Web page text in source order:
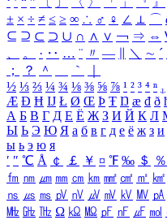
± × ÷ ≠ ≤ ≥ ∞ ∴ ♂ ♀ ∠ ⊥ ⌒
⊆ ⊇ ⊂ ⊃ ∪ ∩ ∧ ∨ ￢ ⇒ ⇔
、
。 · ‥ … ¨ 〃 ― ＼ ∼ ´
；
？ ＾ ｀
½ ⅓ ⅔ ¼ ¾ ⅛ ⅜ ⅝ ⅞ ¹ ² ³ ⁴ ⁿ ₁
Æ Ð Ħ Ĳ Ł Ø Œ Þ Ŧ Ŋ æ đ ð
А Б В Г Д Е Ё Ж З И Й К Л
Ы Ь Э Ю Я а б в г д е ё ж з и
ы ь э ю я
′ ″ ℃ Å ￠ ￡ ￥ ¤ ℉ ‰ ＄ ％
㎙ ㎚ ㎛ ㎜ ㎝ ㎞ ㎟ ㎠ ㎡ ㎢
㎱ ㎲ ㎳ ㎴ ㎵ ㎶ ㎷ ㎸ ㎹ ㎀
㎒ ㎓ ㎔ Ω ㏀ ㏁ ㎊ ㎋ ㎌ ㏖